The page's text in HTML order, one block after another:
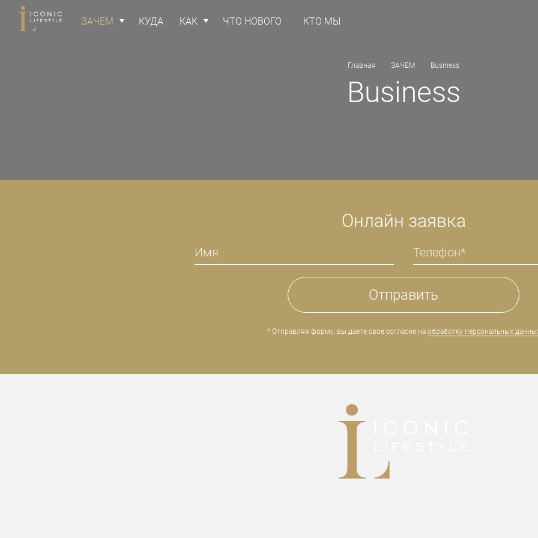
ЗАЧЕМ КУДА КАК ЧТО НОВОГО КТО МЫ
Главная ЗАЧЕМ Business
Business
Онлайн заявка
* Отправляя форму, вы даете свое согласие на обработку персональных